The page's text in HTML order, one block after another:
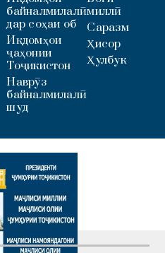
байналмилалӣ
дар соҳаи об
Иқдомҳои
ҷаҳонии
Тоҷикистон
Наврӯз
байналмилалӣ
шуд
миллӣ
Саразм
Ҳисор
Ҳулбук